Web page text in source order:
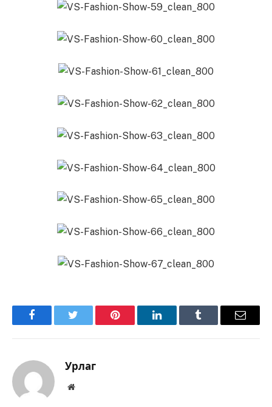
FacebookTwitter Pinterest LinkedInTumblr Имэйл
Урлаг
Вэбсайт